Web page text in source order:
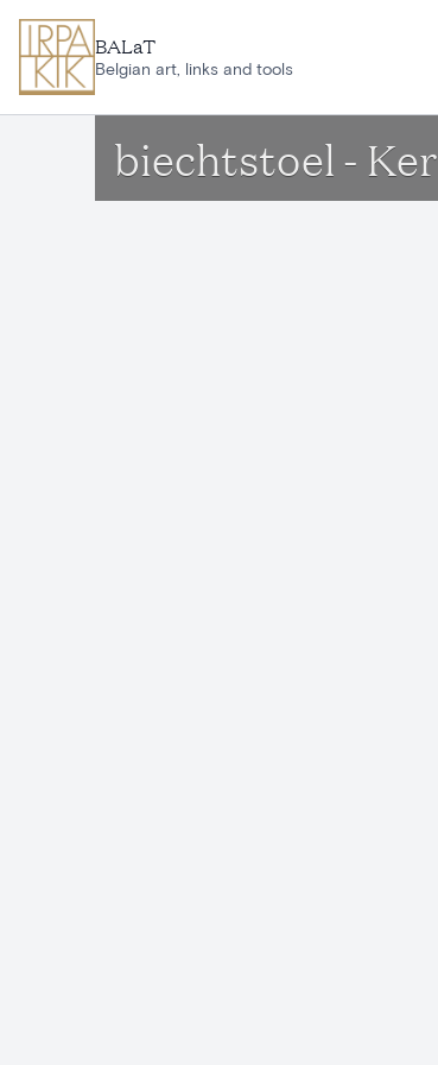
BALaT
Belgian art, links and tools
biechtstoel -